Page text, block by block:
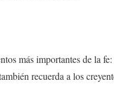
más importantes de la
recuerda a los